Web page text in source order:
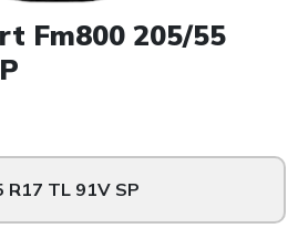
Fm800 205/55
R17 TL 91V SP